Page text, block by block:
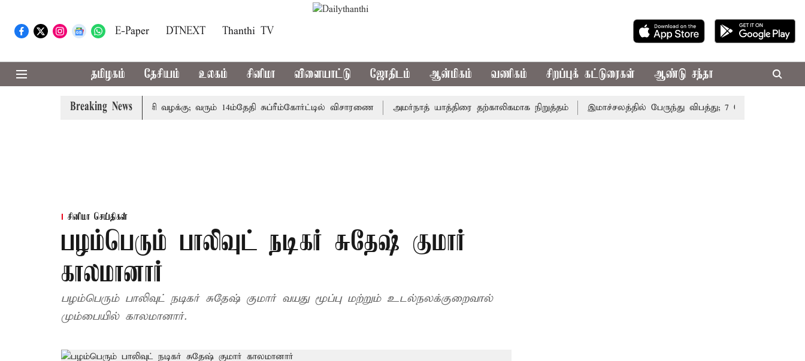
E-Paper DTNEXT Thanthi TV
தமிழகம் தேசியம் உலகம் சினிமா விளையாட்டு ஜோதிடம் ஆன்மிகம் வணிகம் சிறப்புக் கட்டுரைகள் ஆண்டு சந்தா
Breaking News
குடும்பத்தினருக்கு அரசுப்பணி வழக்கு; வரும் 14ம்தேதி சுப்ரீம்கோர்ட்டில் விசாரணை அமர்நாத் யாத்திரை தற்காலிகமாக நிறுத்தம் இமாச்சலத்தில் பேருந்து விபத்து; 7 பேர் பலி - பிரதமர்
சினிமா செய்திகள்
பழம்பெரும் பாலிவுட் நடிகர் சுதேஷ் குமார்
காலமானார்
பழம்பெரும் பாலிவுட் நடிகர் சுதேஷ் குமார் வயது மூப்பு மற்றும் உடல்நலக்குறைவால்
மும்பையில் காலமானார்.